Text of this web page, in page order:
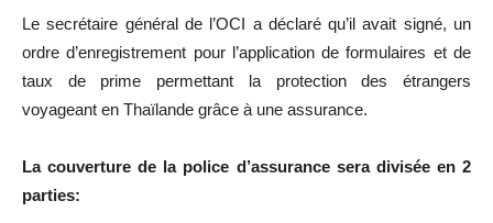
Le secrétaire général de l’OCI a déclaré qu’il avait signé, un
ordre d’enregistrement pour l’application de formulaires et de
taux de prime permettant la protection des étrangers
voyageant en Thaïlande grâce à une assurance.
La couverture de la police d’assurance sera divisée en 2
parties: